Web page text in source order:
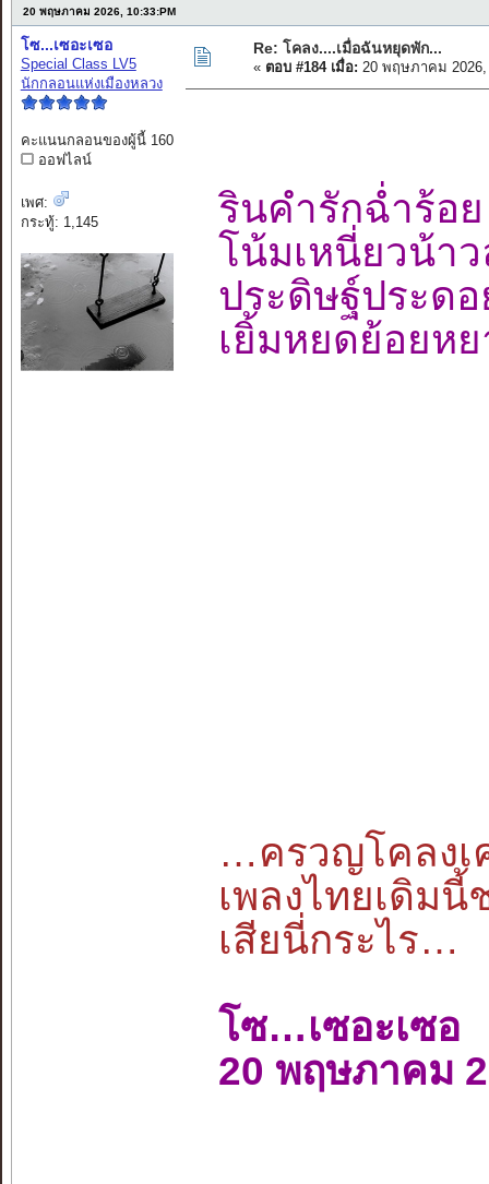
20 พฤษภาคม 2026, 10:33:PM
โซ...เซอะเซอ
Special Class LV5
นักกลอนแห่งเมืองหลวง
คะแนนกลอนของผู้นี้ 160
ออฟไลน์
เพศ:
กระทู้: 1,145
Re: โคลง....เมื่อฉันหยุดพัก...
« ตอบ #184 เมื่อ: 20 พฤษภาคม 2026,
รินคำรักฉ่ำร้
โน้มเหนี่ยวน้า
ประดิษฐ์ประด
เยิ้มหยดย้อยห
…ครวญโคลงเ
เพลงไทยเดิม
เสียนี่กระไร…
โซ…เซอะเซอ
20 พฤษภาคม